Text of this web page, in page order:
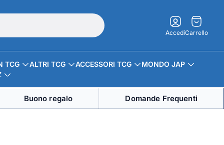
Accedi
Carrello.
Carrello
TCG ALTRI TCG ACCESSORI TCG
MONDO JAP
Buono regalo Domande Frequenti